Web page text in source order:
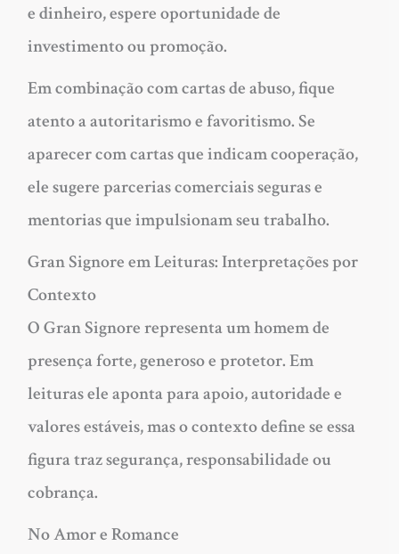
e dinheiro, espere oportunidade de
investimento ou promoção.
Em combinação com cartas de abuso, fique
atento a autoritarismo e favoritismo. Se
aparecer com cartas que indicam cooperação,
ele sugere parcerias comerciais seguras e
mentorias que impulsionam seu trabalho.
Gran Signore em Leituras: Interpretações por
Contexto
O Gran Signore representa um homem de
presença forte, generoso e protetor. Em
leituras ele aponta para apoio, autoridade e
valores estáveis, mas o contexto define se essa
figura traz segurança, responsabilidade ou
cobrança.
No Amor e Romance